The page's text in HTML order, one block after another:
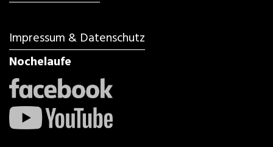
Impressum & Datenschutz
Nochelaufe